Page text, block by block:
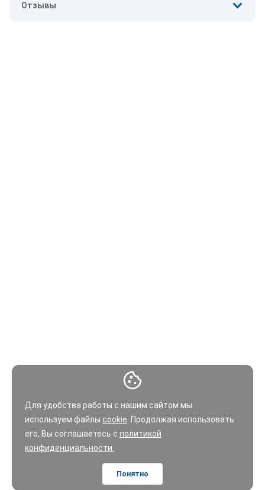
Для удобства работы с нашим сайтом мы
используем файлы cookie . Продолжая использовать
его, Вы соглашаетесь с политикой
конфиденциальности.
Понятно
Отзывы